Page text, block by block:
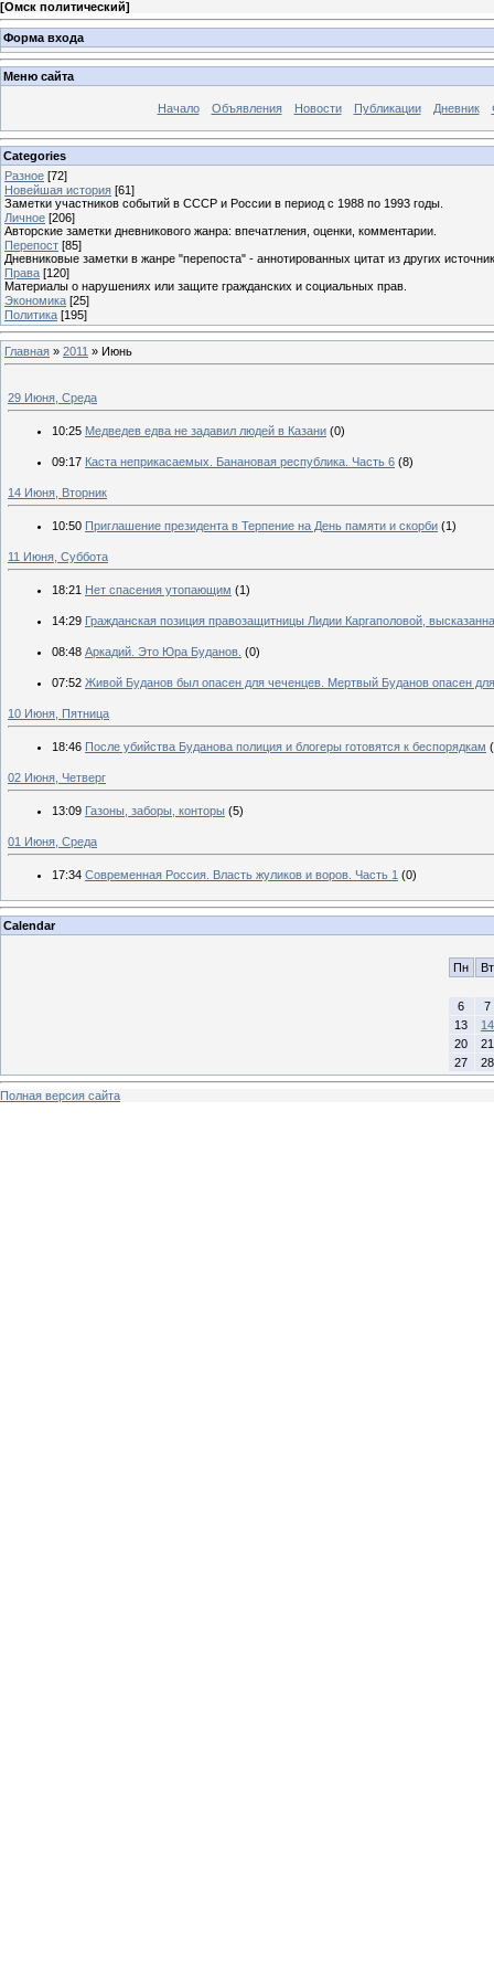
[Омск политический]
Форма входа
Меню сайта
Начало Объявления Новости Публикации Дневник
Categories
Разное [72]
Новейшая история [61]
Заметки участников событий в СССР и России в период с 1988 по 1993 годы.
Личное [206]
Авторские заметки дневникового жанра: впечатления, оценки, комментарии.
Перепост [85]
Дневниковые заметки в жанре "перепоста" - аннотированных цитат из других
Права [120]
Материалы о нарушениях или защите гражданских и социальных прав.
Экономика [25]
Политика [195]
Главная » 2011 » Июнь
29 Июня, Среда
10:25 Медведев едва не задавил людей в Казани (0)
09:17 Каста неприкасаемых. Банановая республика. Часть 6 (8)
14 Июня, Вторник
10:50 Приглашение президента в Терпение на День памяти и скорби (1)
11 Июня, Суббота
18:21 Нет спасения утопающим (1)
14:29 Гражданская позиция правозащитницы Лидии Каргаполовой,
08:48 Аркадий. Это Юра Буданов. (0)
07:52 Живой Буданов был опасен для чеченцев. Мертвый Буданов опасен
10 Июня, Пятница
18:46 После убийства Буданова полиция и блогеры готовятся к беспорядкам
02 Июня, Четверг
13:09 Газоны, заборы, конторы (5)
01 Июня, Среда
17:34 Современная Россия. Власть жуликов и воров. Часть 1 (0)
Calendar
Пн Вт
6
7
13
14
20
21
27
28
Полная версия сайта